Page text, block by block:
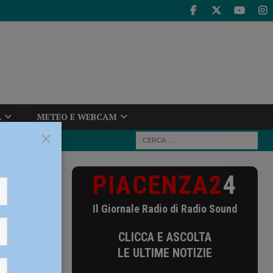
METEO E WEBCAM
e
PIACENZA24
Il Giornale Radio di Radio Sound
CLICCA E ASCOLTA
LE ULTIME NOTIZIE
×